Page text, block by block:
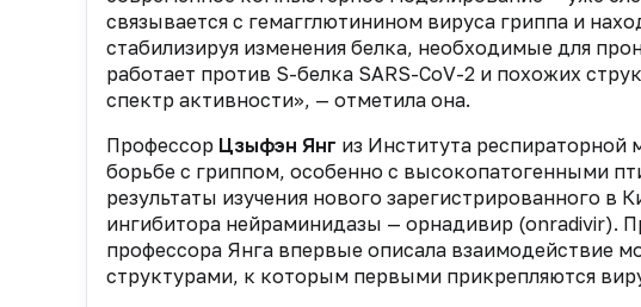
связывается с гемагглютинином вируса гриппа и
стабилизируя изменения белка, необходимые для
работает против S-белка SARS-CoV-2 и похожих
спектр активности», — отметила она.
Профессор Цзыфэн Янг из Института
борьбе с гриппом, особенно с высокопатогенными
результаты изучения нового зарегистрированного в
ингибитора нейраминидазы — орнадивир (onradivir).
профессора Янга впервые описала взаимодействие
структурами, к которым первыми прикрепляются